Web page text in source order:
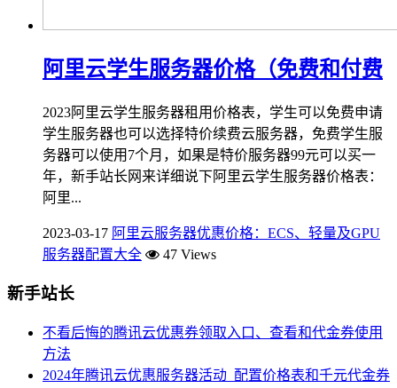
阿里云学生服务器价格（免费和付费
2023阿里云学生服务器租用价格表，学生可以免费申请
学生服务器也可以选择特价续费云服务器，免费学生服
务器可以使用7个月，如果是特价服务器99元可以买一
年，新手站长网来详细说下阿里云学生服务器价格表：
阿里...
2023-03-17 阿里云服务器优惠价格：ECS、轻量及GPU
服务器配置大全
47 Views
新手站长
不看后悔的腾讯云优惠券领取入口、查看和代金券使用
方法
2024年腾讯云优惠服务器活动_配置价格表和千元代金券